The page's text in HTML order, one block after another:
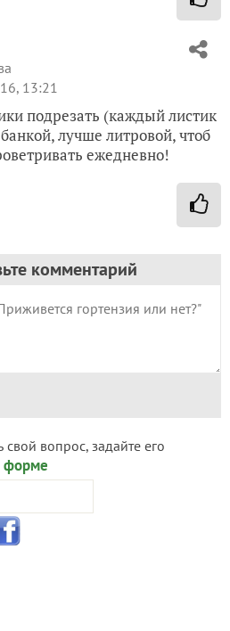
13:21
подрезать (каждый листик
лучше литровой, чтоб
ежедневно!
комментарий
свой вопрос, задайте его
форме